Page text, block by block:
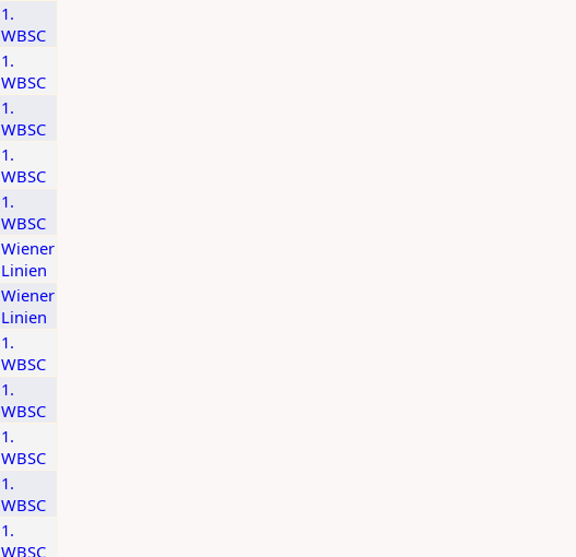
1.
WBSC
1.
WBSC
1.
WBSC
1.
WBSC
1.
WBSC
Wiener
Linien
Wiener
Linien
1.
WBSC
1.
WBSC
1.
WBSC
1.
WBSC
1.
WBSC